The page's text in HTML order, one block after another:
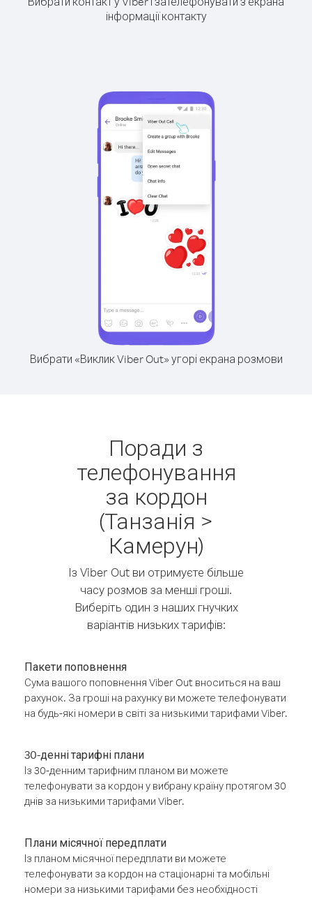
інформації контакту
Вибрати «Виклик Viber Out» угорі екрана розмови
Поради з
телефонування
за кордон
(Танзанія >
Камерун)
Із Viber Out ви отримуєте більше
часу розмов за менші гроші.
Виберіть один з наших гнучких
варіантів низьких тарифів:
Пакети поповнення
Сума вашого поповнення Viber Out вноситься на ваш
рахунок. За гроші на рахунку ви можете телефонувати
на будь-які номери в світі за низькими тарифами Viber.
30-денні тарифні плани
Із 30-денним тарифним планом ви можете
телефонувати за кордон у вибрану країну протягом 30
днів за низькими тарифами Viber.
Плани місячної передплати
Із планом місячної передплати ви можете
телефонувати за кордон на стаціонарні та мобільні
номери за низькими тарифами без необхідності